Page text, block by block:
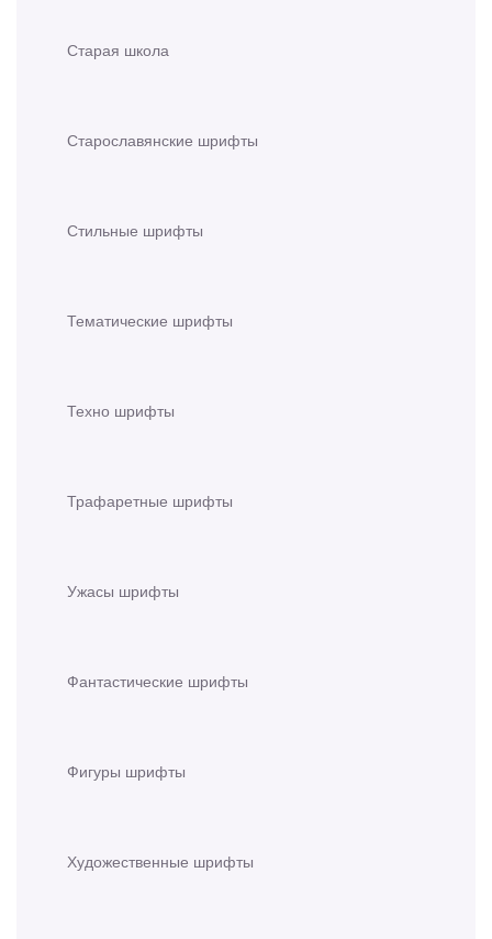
Старая школа
Старославянские шрифты
Стильные шрифты
Тематические шрифты
Техно шрифты
Трафаретные шрифты
Ужасы шрифты
Фантастические шрифты
Фигуры шрифты
Художественные шрифты